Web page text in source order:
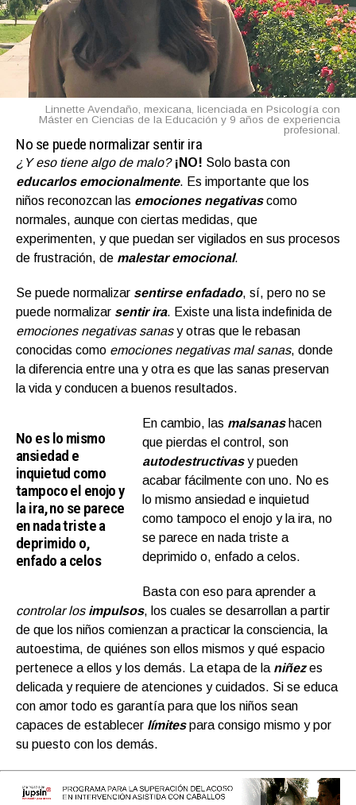
Linnette Avendaño, mexicana, licenciada en Psicología con
Máster en Ciencias de la Educación y 9 años de experiencia
profesional.
No se puede normalizar sentir ira
¿Y eso tiene algo de malo? ¡NO! Solo basta con
educarlos emocionalmente. Es importante que los
niños reconozcan las emociones negativascomo
normales, aunque con ciertas medidas, que
experimenten, y que puedan ser vigilados en sus procesos
de frustración, de malestar emocional.
Se puede normalizar sentirse enfadado, sí, pero no se
puede normalizar sentir ira. Existe una lista indefinida de
emociones negativas sanasy otras que le rebasan
conocidas como emociones negativas mal sanas, donde
la diferencia entre una y otra es que las sanas preservan
la vida y conducen a buenos resultados.
No es lo mismo
ansiedad e
inquietud como
tampoco el enojo y
la ira, no se parece
en nada triste a
deprimido o,
enfado a celos
En cambio, las malsanashacen
que pierdas el control, son
autodestructivasy pueden
acabar fácilmente con uno. No es
lo mismo ansiedad e inquietud
como tampoco el enojo y la ira, no
se parece en nada triste a
deprimido o, enfado a celos.
Basta con eso para aprender a
controlar los impulsos, los cuales se desarrollan a partir
de que los niños comienzan a practicar la consciencia, la
autoestima, de quiénes son ellos mismos y qué espacio
pertenece a ellos y los demás. La etapa de la niñezes
delicada y requiere de atenciones y cuidados. Si se educa
con amor todo es garantía para que los niños sean
capaces de establecer límitespara consigo mismo y por
su puesto con los demás.